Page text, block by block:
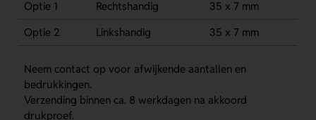
Optie 1
Rechtshandig
35 x 7 mm
Optie 2
Linkshandig 35 x 7 mm
Neem contact op voor afwijkende aantallen en
bedrukkingen.
Verzending binnen ca. 8 werkdagen na akkoord
drukproef.